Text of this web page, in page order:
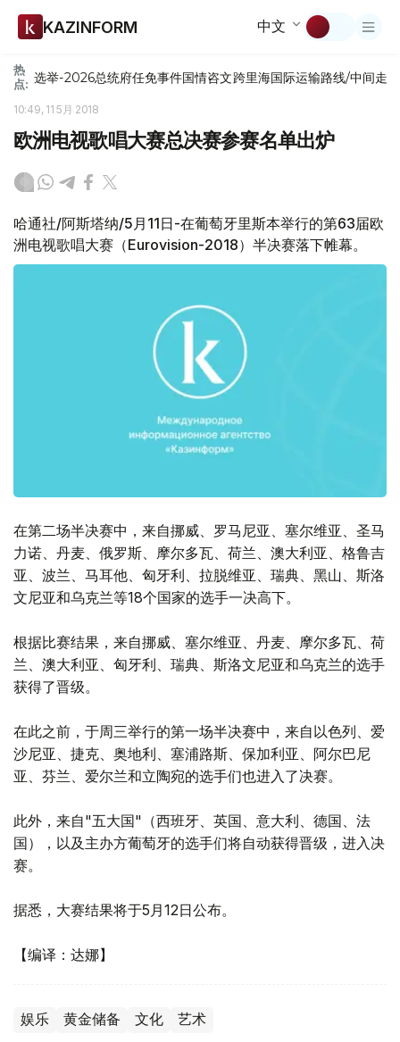
KAZINFORM 中文
热
点: 选举-2026总统府任免事件国情咨文跨里海国际运输路线/中间走廊
10:49, 11 5月 2018
欧洲电视歌唱大赛总决赛参赛名单出炉
哈通社/阿斯塔纳/5月11日-在葡萄牙里斯本举行的第63届欧
洲电视歌唱大赛（Eurovision-2018）半决赛落下帷幕。
在第二场半决赛中，来自挪威、罗马尼亚、塞尔维亚、圣马
力诺、丹麦、俄罗斯、摩尔多瓦、荷兰、澳大利亚、格鲁吉
亚、波兰、马耳他、匈牙利、拉脱维亚、瑞典、黑山、斯洛
文尼亚和乌克兰等18个国家的选手一决高下。
根据比赛结果，来自挪威、塞尔维亚、丹麦、摩尔多瓦、荷
兰、澳大利亚、匈牙利、瑞典、斯洛文尼亚和乌克兰的选手
获得了晋级。
在此之前，于周三举行的第一场半决赛中，来自以色列、爱
沙尼亚、捷克、奥地利、塞浦路斯、保加利亚、阿尔巴尼
亚、芬兰、爱尔兰和立陶宛的选手们也进入了决赛。
此外，来自"五大国"（西班牙、英国、意大利、德国、法
国），以及主办方葡萄牙的选手们将自动获得晋级，进入决
赛。
据悉，大赛结果将于5月12日公布。
【编译：达娜】
娱乐 黄金储备 文化 艺术